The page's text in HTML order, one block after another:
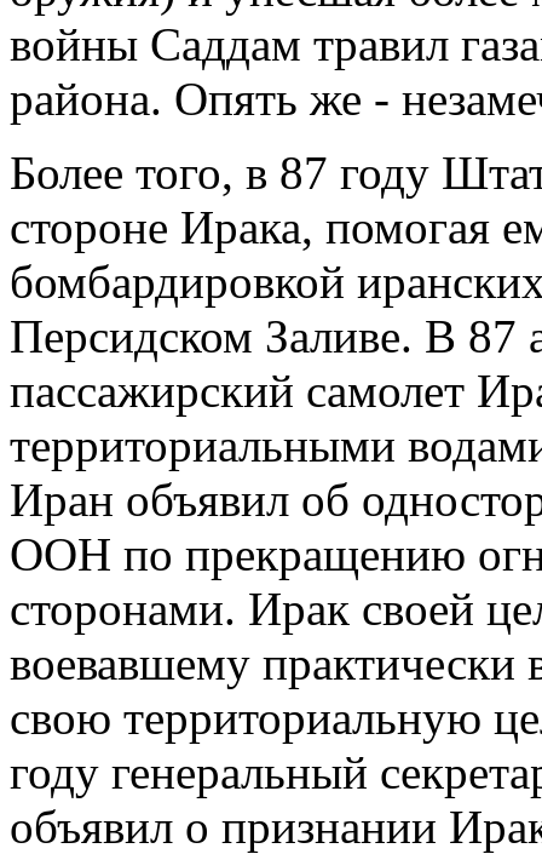
войны Саддам травил
района. Опять же -
Более того, в 87 году
стороне Ирака, помогая
бомбардировкой
Персидском Заливе. В 87
пассажирский самолет
территориальными
Иран объявил об
ООН по прекращению
сторонами. Ирак своей
воевавшему практически
свою территориальную
году генеральный
объявил о признании